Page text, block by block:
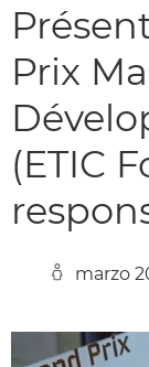
Prix
(ETIC
marzo